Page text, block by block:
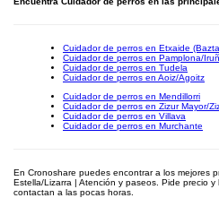
Cuidador de perros en Etxaide
Cuidador de perros en Pamplona/
Cuidador de perros en Tudela
Cuidador de perros en Aoiz/Agoitz
Cuidador de perros en Mendillorri
Cuidador de perros en Zizur Mayor/
Cuidador de perros en Villava
Cuidador de perros en Murchante
En Cronoshare puedes encontrar a los mejores
Estella/Lizarra | Atención y paseos. Pide precio
contactan a las pocas horas.